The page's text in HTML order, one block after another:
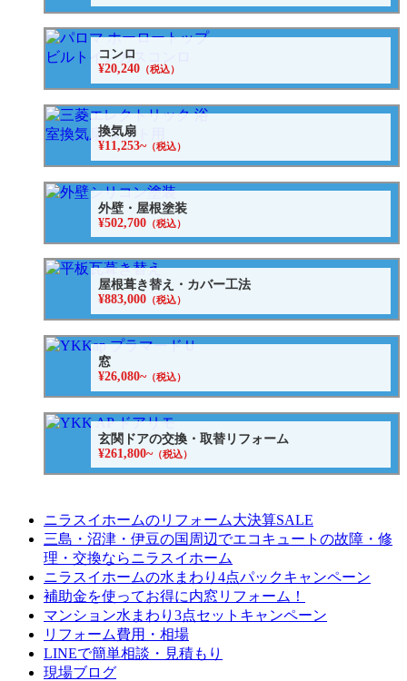
コンロ
¥20,240 （税込）
換気扇
¥11,253~（税込）
外壁・屋根塗装
¥502,700 （税込）
屋根葺き替え・カバー工法
¥883,000 （税込）
窓
¥26,080~（税込）
玄関ドアの交換・取替リフォーム
¥261,800~（税込）
ニラスイホームのリフォーム大決算SALE
三島・沼津・伊豆の国周辺でエコキュートの故障・修
理・交換ならニラスイホーム
ニラスイホームの水まわり4点パックキャンペーン
補助金を使ってお得に内窓リフォーム！
マンション水まわり3点セットキャンペーン
リフォーム費用・相場
LINEで簡単相談・見積もり
現場ブログ